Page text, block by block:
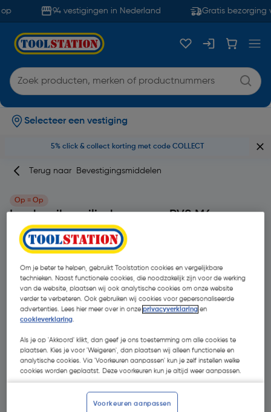
94 vestigingen in Nederland Gratis bezorging
Selecteer een vestiging
5% click & collect korting met code COLLECT
Terug naar Bevestigingsmiddelen
Op = Op
Losdraaibeveiligde moeren RVS M6
MerkForgefast Productcode: 27685
Om je beter te helpen, gebruikt Toolstation cookies en vergelijkbare
technieken. Naast functionele cookies, die noodzakelijk zijn voor de werking
van de website, plaatsen wij ook analytische cookies om onze website
verder te verbeteren. Ook gebruiken wij cookies voor gepersonaliseerde
advertenties. Lees hier meer over in onzeprivacyverklaring en
cookieverklaring.
Als je op 'Akkoord' klikt, dan geef je ons toestemming om alle cookies te
plaatsen. Kies je voor 'Weigeren', dan plaatsen wij alleen functionele en
analytische cookies. Via 'Voorkeuren aanpassen' kun je zelf instellen welke
cookies worden geplaatst. Deze voorkeuren kun je altijd weer aanpassen.
Voorkeuren aanpassen